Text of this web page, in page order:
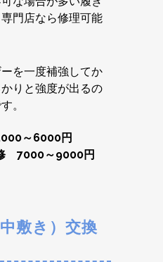
門店なら修理可能
を一度補強してか
りと強度が出るの
。
～6000円
7000～9000円
敷き）交換